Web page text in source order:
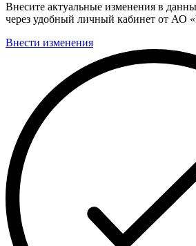
Внесите актуальные изменения в
через удобный личный кабинет от АО
Внести изменения